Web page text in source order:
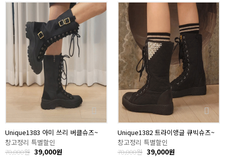
Unique1383 아미 쓰리 버클슈즈~
창고정리 특별할인
70,000원 39,000원
Unique1382 트라이앵글 큐빅슈즈~
창고정리 특별할인
70,000원 39,000원